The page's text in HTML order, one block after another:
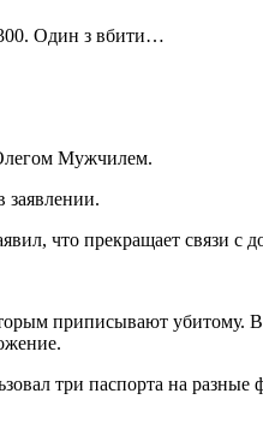
300. Один з вбити…
Мужчилем.
заявлении.
что прекращает связи с
приписывают убитому.
три паспорта на